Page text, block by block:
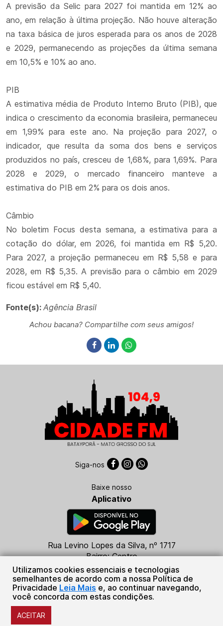
A previsão da Selic para 2027 foi mantida em 12% ao
ano, em relação à última projeção. Não houve alteração
na taxa básica de juros esperada para os anos de 2028
e 2029, permanecendo as projeções da última semana
em 10,5% e 10% ao ano.
PIB
A estimativa média de Produto Interno Bruto (PIB), que
indica o crescimento da economia brasileira, permaneceu
em 1,99% para este ano. Na projeção para 2027, o
indicador, que resulta da soma dos bens e serviços
produzidos no país, cresceu de 1,68%, para 1,69%. Para
2028 e 2029, o mercado financeiro manteve a
estimativa do PIB em 2% para os dois anos.
Câmbio
No boletim Focus desta semana, a estimativa para a
cotação do dólar, em 2026, foi mantida em R$ 5,20.
Para 2027, a projeção permaneceu em R$ 5,58 e para
2028, em R$ 5,35. A previsão para o câmbio em 2029
ficou estável em R$ 5,40.
Fonte(s): Agência Brasil
Achou bacana? Compartilhe com seus amigos!
Utilizamos cookies essenciais e tecnologias
semelhantes de acordo com a nossa Política de
Privacidade Leia Mais e, ao continuar navegando,
você concorda com estas condições.
ACEITAR
Rua Levino Lopes da Silva, nº 1717
Bairro: Centro
CEP: 79760-000
Batayporã - MS
(67) 99684-5316
Siga-nos
Baixe nosso
Aplicativo